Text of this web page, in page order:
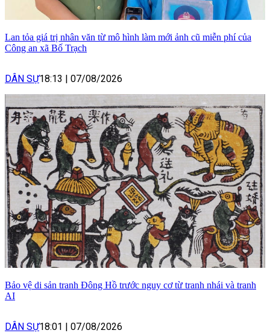
Lan tỏa giá trị nhân văn từ mô hình làm mới ảnh cũ miễn phí của
Công an xã Bố Trạch
DÂN SỰ18:13 07/08/2026
Bảo vệ di sản tranh Đông Hồ trước nguy cơ từ tranh nhái và tranh
AI
DÂN SỰ18:01 07/08/2026